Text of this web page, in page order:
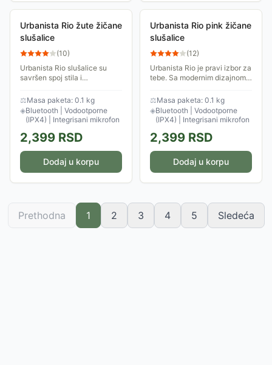
Urbanista Rio žute žičane
slušalice
(10)
Urbanista Rio slušalice su
savršen spoj stila i
dizajnirane, otporne na znoj i
vodu, idealne su za aktivan
način života....
⚖Masa paketa: 0.1 kg
◈Bluetooth | Vodootporne
(IPX4) | Integrisani mikrofon
2,399 RSD
Dodaj u korpu
Urbanista Rio pink žičane
slušalice
(12)
Urbanista Rio je pravi izbor za
tebe. Sa modernim dizajnom i
slušalice će ti pružiti
nezaboravno muzičko
iskustvo.
⚖Masa paketa: 0.1 kg
◈Bluetooth | Vodootporne
(IPX4) | Integrisani mikrofon
2,399 RSD
Dodaj u korpu
Prethodna 1 2 3 4 5 Sledeća